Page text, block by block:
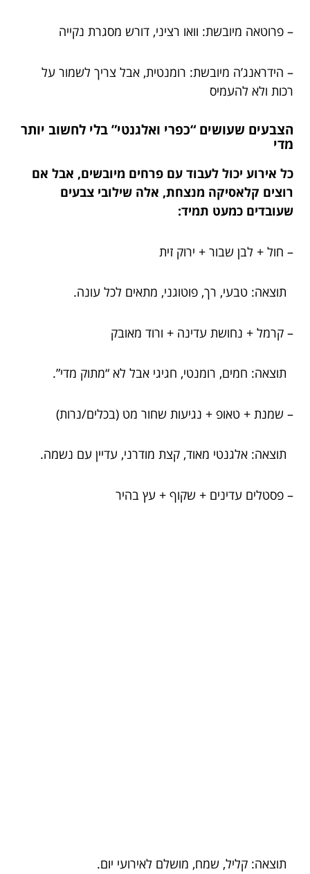
– פרוטאה מיובשת: וואו רציני, דורש מסגרת נקייה
– הידראנג’ה מיובשת: רומנטית, אבל צריך לשמור על
רכות ולא להעמיס
הצבעים שעושים “כפרי ואלגנטי” בלי לחשוב יותר
מדי
כל אירוע יכול לעבוד עם פרחים מיובשים, אבל אם
רוצים קלאסיקה מנצחת, אלה שילובי צבעים
שעובדים כמעט תמיד:
– חול + לבן שבור + ירוק זית
תוצאה: טבעי, רך, פוטוגני, מתאים לכל עונה.
– קרמל + נחושת עדינה + ורוד מאובק
תוצאה: חמים, רומנטי, חגיגי אבל לא “מתוק מדי”.
– שמנת + טאופ + נגיעות שחור מט (בכלים/נרות)
תוצאה: אלגנטי מאוד, קצת מודרני, עדיין עם נשמה.
– פסטלים עדינים + שקוף + עץ בהיר
תוצאה: קליל, שמח, מושלם לאירועי יום.